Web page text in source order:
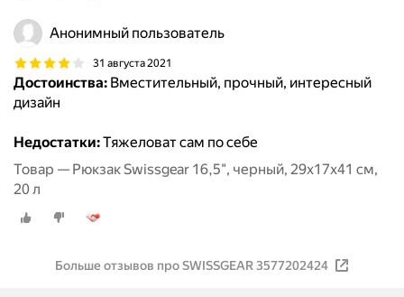
Анонимный пользователь
31 августа 2021
Достоинства: Вместительный, прочный, интересный
дизайн
Недостатки:Тяжеловат сам по себе
Товар — Рюкзак Swissgear 16,5", черный, 29x17x41 см,
20 л
Больше отзывов про SWISSGEAR 3577202424